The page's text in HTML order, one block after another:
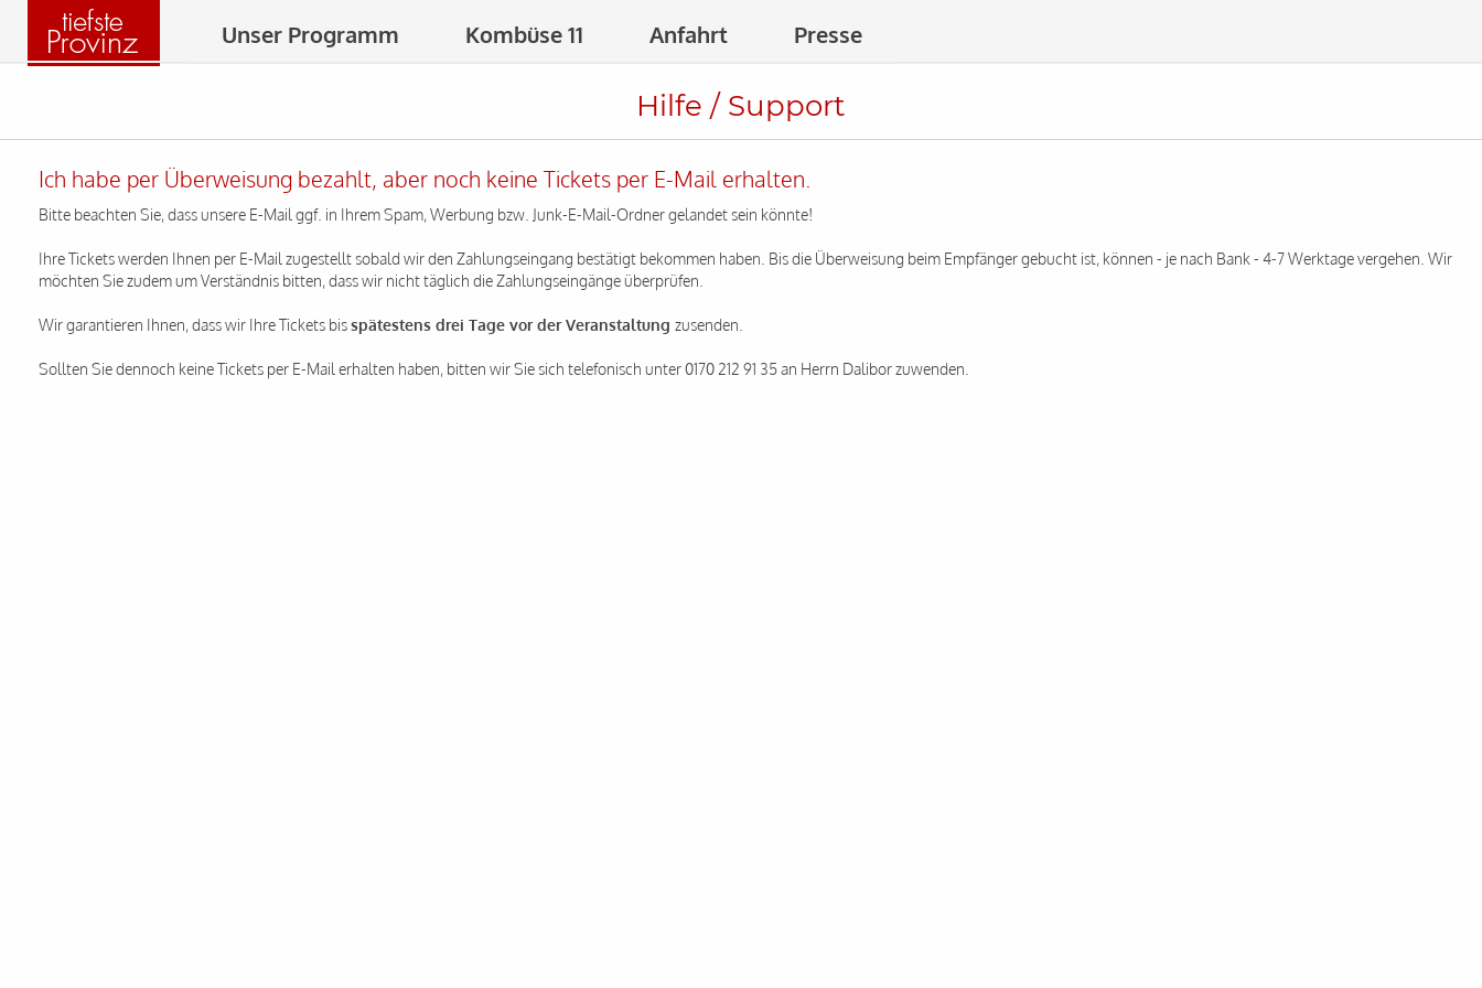
Unser Programm Kombüse 11 Anfahrt Presse
Hilfe / Support
Ich habe per Überweisung bezahlt, aber noch keine Tickets per E-Mail erhalten.
Bitte beachten Sie, dass unsere E-Mail ggf. in Ihrem Spam, Werbung bzw. Junk-E-Mail-Ordner gelandet sein könnte!
Ihre Tickets werden Ihnen per E-Mail zugestellt sobald wir den Zahlungseingang bestätigt bekommen haben. Bis die Überweisung beim Empfänger gebucht ist, können - je nach Bank - 4-7 Werktage vergehen. Wir
möchten Sie zudem um Verständnis bitten, dass wir nicht täglich die Zahlungseingänge überprüfen.
Wir garantieren Ihnen, dass wir Ihre Tickets bisspätestens drei Tage vor der Veranstaltung zusenden.
Sollten Sie dennoch keine Tickets per E-Mail erhalten haben, bitten wir Sie sich telefonisch unter 0170 212 91 35 an Herrn Dalibor zuwenden.